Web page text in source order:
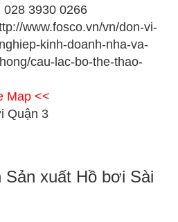
028 3930 0266
www.fosco.vn/vn/don-vi-
kinh-doanh-nha-va-
cau-lac-bo-the-thao-
Map <<
Quận 3
Sản xuất Hồ bơi Sài